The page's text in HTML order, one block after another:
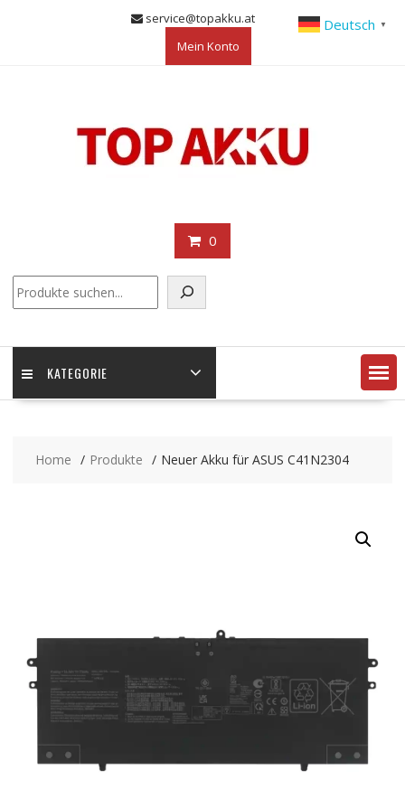
service@topakku.at
Mein Konto
0
KATEGORIE
Home Produkte Neuer Akku für ASUS C41N2304
Deutsch ▼